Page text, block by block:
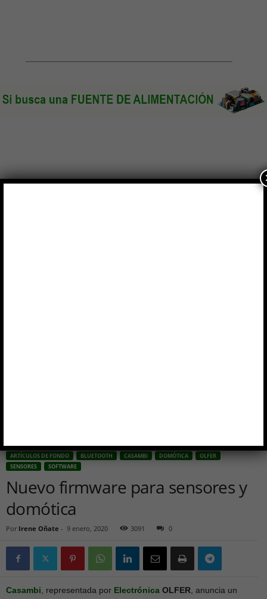
ARTÍCULOS DE FONDO BLUETOOTH CASAMBI DOMÓTICA
OLFER
SENSORES
SOFTWARE
Nuevo firmware para sensores y
domótica
Por Irene Oñate - 9 enero, 2020 3091 0
Casambi , representada por Electrónica OLFER , anuncia un